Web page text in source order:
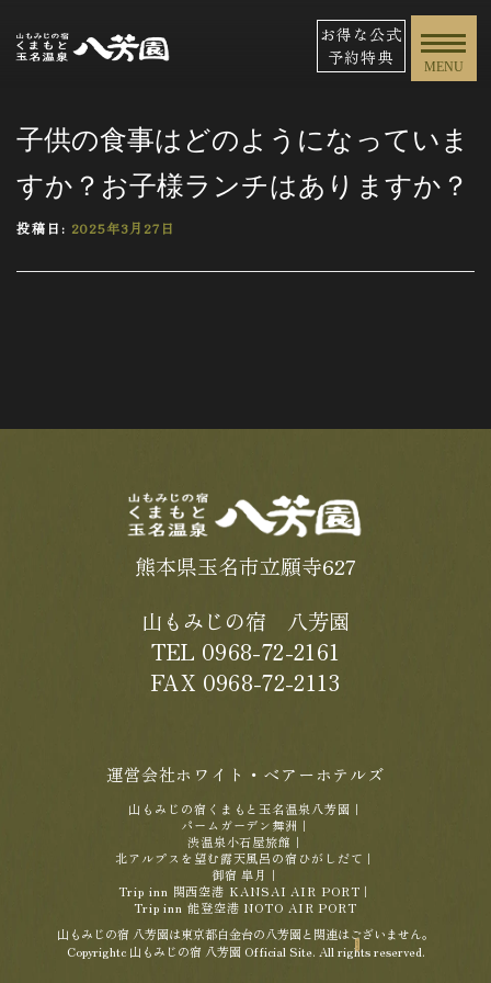
お得な公式
予約特典
MENU
子供の食事はどのようになっていま
すか？お子様ランチはありますか？
投稿日: 2025年3月27日
熊本県玉名市立願寺627
山もみじの宿 八芳園
TEL 0968-72-2161
FAX 0968-72-2113
運営会社ホワイト・ベアーホテルズ
山もみじの宿くまもと玉名温泉八芳園 ｜
パームガーデン舞洲 ｜
渋温泉小石屋旅館 ｜
北アルプスを望む露天風呂の宿ひがしだて ｜
御宿 皐月 ｜
Trip inn 関西空港 KANSAI AIR PORT ｜
Trip inn 能登空港 NOTO AIR PORT
山もみじの宿 八芳園は東京都白金台の八芳園と関連はございません。
Copyrightc 山もみじの宿 八芳園 Official Site. All rights reserved.